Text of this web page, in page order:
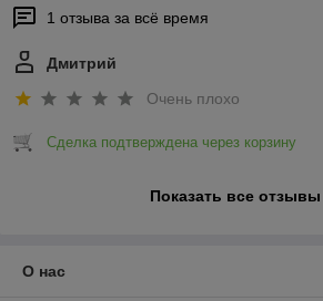
1 отзыва за всё время
Дмитрий
Очень плохо
Сделка подтверждена через корзину
Показать все отзывы
О нас